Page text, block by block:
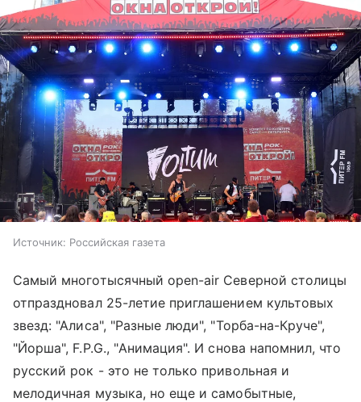
Источник: Российская газета
Самый многотысячный open-air Северной столицы
отпраздновал 25-летие приглашением культовых
звезд: "Алиса", "Разные люди", "Торба-на-Круче",
"Йорша", F.P.G., "Анимация". И снова напомнил, что
русский рок - это не только привольная и
мелодичная музыка, но еще и самобытные,